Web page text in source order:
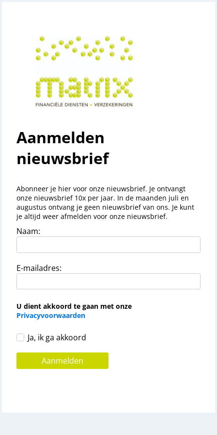
Aanmelden
nieuwsbrief
Abonneer je hier voor onze nieuwsbrief. Je ontvangt
onze nieuwsbrief 10x per jaar. In de maanden juli en
augustus ontvang je geen nieuwsbrief van ons. Je kunt
je altijd weer afmelden voor onze nieuwsbrief.
Naam:
E-mailadres:
U dient akkoord te gaan met onze
Privacyvoorwaarden
Ja, ik ga akkoord
Aanmelden